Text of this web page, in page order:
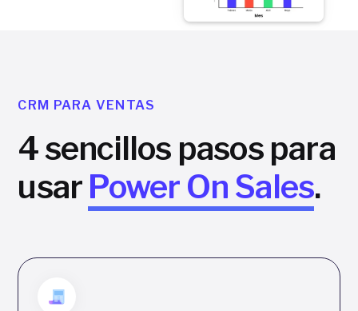
CRM PARA VENTAS
4 sencillos pasos para
usar Power On Sales.